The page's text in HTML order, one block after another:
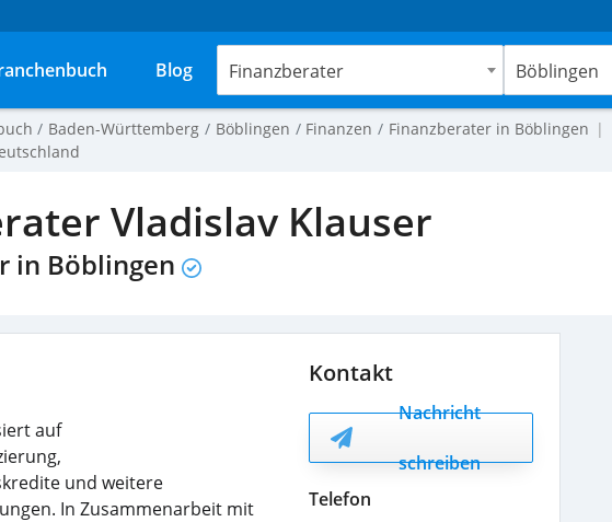
Blog Finanzberater Böblingen
Baden-Württemberg Böblingen Finanzen Finanzberater in Böblingen
Vladislav Klauser
in Böblingen
auf
und weitere
In Zusammenarbeit mit
Kontakt
Nachricht
schreiben
Telefon